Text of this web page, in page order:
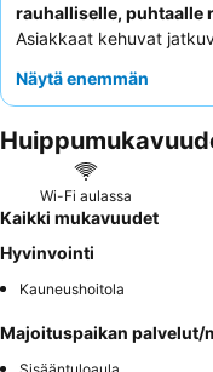
rauhalliselle, puhtaalle
Asiakkaat kehuvat
päivän aloittamiseksi.
asiakkaiden tarpeisiin.
harkitse huoneen
Näytä enemmän
Wi-Fi aulassa
Kaikki mukavuudet
Hyvinvointi
Kauneushoitola
Majoituspaikan palvelut/